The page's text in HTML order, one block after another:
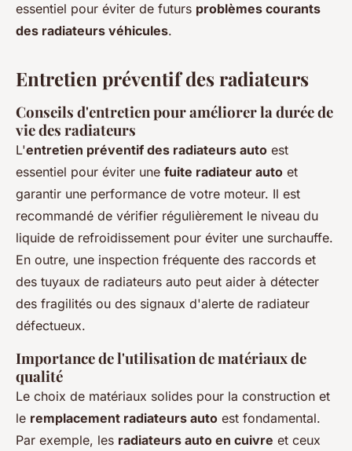
essentiel pour éviter de futurs problèmes courants
des radiateurs véhicules.
Entretien préventif des radiateurs
Conseils d'entretien pour améliorer la durée de
vie des radiateurs
L'entretien préventif des radiateurs auto est
essentiel pour éviter une fuite radiateur auto et
garantir une performance de votre moteur. Il est
recommandé de vérifier régulièrement le niveau du
liquide de refroidissement pour éviter une surchauffe.
En outre, une inspection fréquente des raccords et
des tuyaux de radiateurs auto peut aider à détecter
des fragilités ou des signaux d'alerte de radiateur
défectueux.
Importance de l'utilisation de matériaux de
qualité
Le choix de matériaux solides pour la construction et
le remplacement radiateurs auto est fondamental.
Par exemple, les radiateurs auto en cuivre et ceux